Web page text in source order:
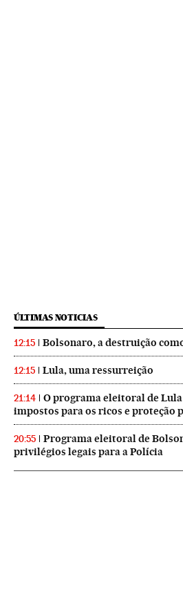
ÚLTIMAS NOTICIAS
12:15 Bolsonaro, a destruição
12:15 Lula, uma ressurreição
21:14
O programa eleitoral de Lula
impostos para os ricos e proteção
20:55
Programa eleitoral de
privilégios legais para a Polícia